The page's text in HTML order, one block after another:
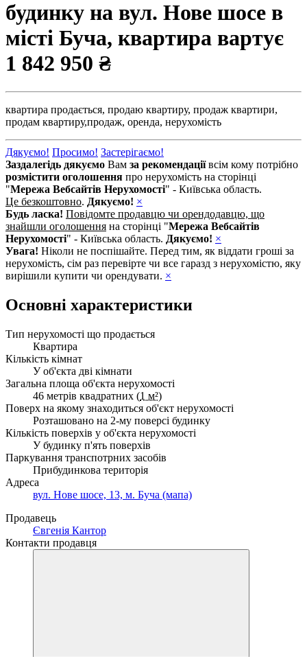
будинку на вул. Нове шосе в
місті Буча, квартира вартує
1 842 950 ₴
квартира продається, продаю квартиру, продаж квартири,
продам квартиру,продаж, оренда, нерухомість
Дякуємо! Просимо! Застерігаємо!
Заздалегідь дякуємо Вам за рекомендаціївсім кому потрібно
розмістити оголошення про нерухомість на сторінці
"Мережа Вебсайтів Нерухомості" - Київська область.
Це безкоштовно. Дякуємо! ×
Будь ласка! Повідомте продавцю чи орендодавцю, що
знайшли оголошення на сторінці "Мережа Вебсайтів
Нерухомості" - Київська область. Дякуємо! ×
Увага! Ніколи не поспішайте. Перед тим, як віддати гроші за
нерухомість, сім раз перевірте чи все гаразд з нерухомістю, яку
вирішили купити чи орендувати. ×
Основні характеристики
Тип нерухомості що продається
Квартира
Кількість кімнат
У об'єкта дві кімнати
Загальна площа об'єкта нерухомості
46 метрів квадратних (1 м²)
Поверх на якому знаходиться об'єкт нерухомості
Розташовано на 2-му поверсі будинку
Кількість поверхів у об'єкта нерухомості
У будинку п'ять поверхів
Паркування транспотрних засобів
Прибудинкова територія
Адреса
вул. Нове шосе, 13, м. Буча (мапа)
Продавець
Євгенія Кантор
Контакти продавця